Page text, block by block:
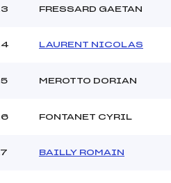
FRESSARD GAETAN
LAURENT NICOLAS
MEROTTO DORIAN
FONTANET CYRIL
BAILLY ROMAIN